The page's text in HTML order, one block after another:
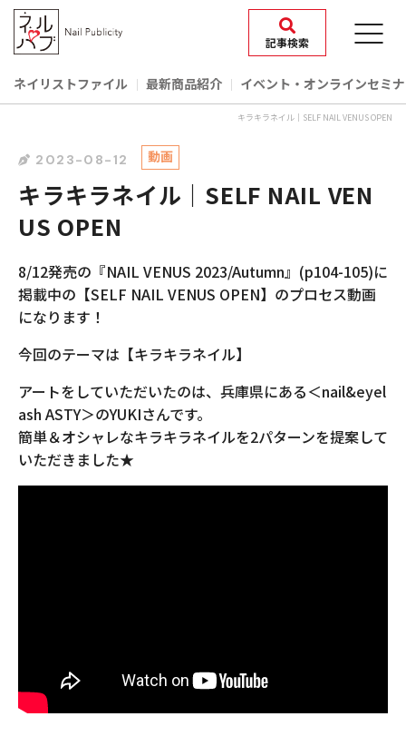
記事検索
ネイリストファイル 最新商品紹介 イベント‧オンラインセミ
キラキラネイル｜SELF NAIL VENUS OPEN
2023-08-12 動画
キラキラネイル｜SELF NAIL VEN
US OPEN
8/12発売の『NAIL VENUS 2023/Autumn』(p104-105)に
掲載中の【SELF NAIL VENUS OPEN】のプロセス動画
になります！
今回のテーマは【キラキラネイル】
アートをしていただいたのは、兵庫県にある＜nail&eyel
ash ASTY＞のYUKIさんです。
簡単＆オシャレなキラキラネイルを2パターンを提案して
いただきました★